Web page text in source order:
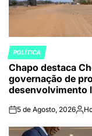
POSTED
IN
POLÍTICA
Chapo destaca
governação de
desenvolvimento
on5 de Agosto, 2026